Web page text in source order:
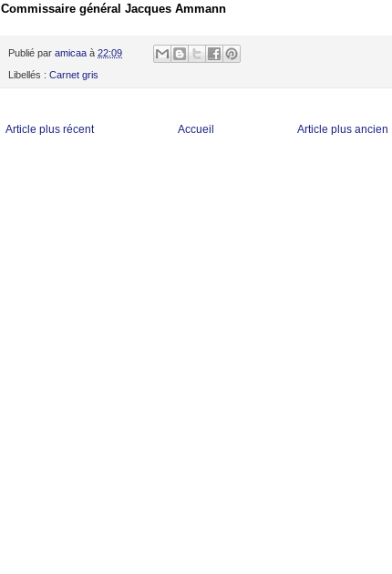
Commissaire général Jacques Ammann
Publié par amicaa à 22:09
Libellés : Carnet gris
Article plus récent Article plus ancien
Accueil